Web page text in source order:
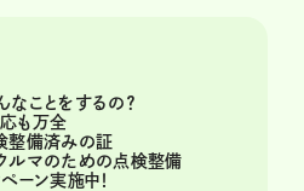
なことをするの？
も万全
整備済みの証
ルマのための点検整備
ーン実施中！